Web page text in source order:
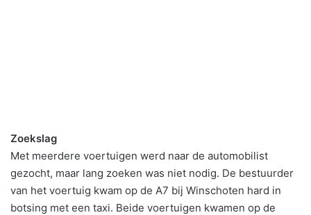
Zoekslag
Met meerdere voertuigen werd naar de automobilist
gezocht, maar lang zoeken was niet nodig. De bestuurder
van het voertuig kwam op de A7 bij Winschoten hard in
botsing met een taxi. Beide voertuigen kwamen op de